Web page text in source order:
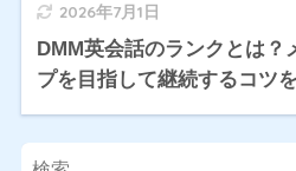
2026年7月1日
DMM英会話のランクとは？
プを目指して継続するコツ